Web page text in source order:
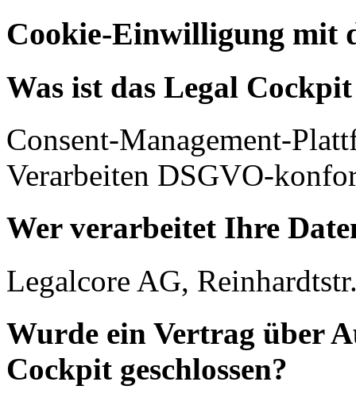
Cookie-Einwilligung mit
Was ist das Legal
Consent-Management-
Verarbeiten DSGVO-
Wer verarbeitet Ihre
Legalcore AG,
Wurde ein Vertrag über
Cockpit geschlossen?